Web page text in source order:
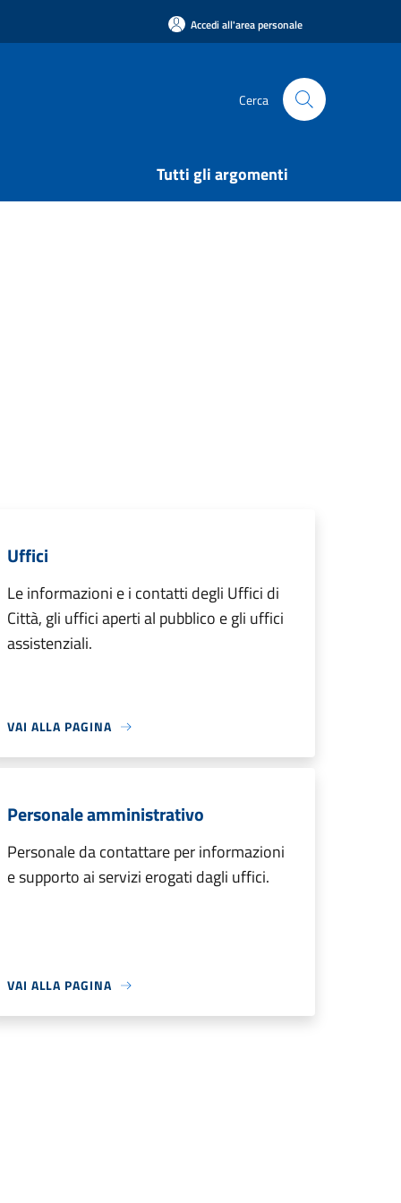
Accedi all'area personale
Cerca
Tutti gli argomenti
Uffici
Le informazioni e i contatti degli Uffici di
Città, gli uffici aperti al pubblico e gli uffici
assistenziali.
VAI ALLA PAGINA
Personale amministrativo
Personale da contattare per informazioni
e supporto ai servizi erogati dagli uffici.
VAI ALLA PAGINA